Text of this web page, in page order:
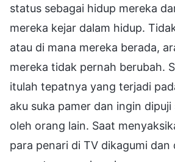
status sebagai hidup mereka
mereka kejar dalam hidup.
atau di mana mereka berada,
mereka tidak pernah berubah.
itulah tepatnya yang terjadi
aku suka pamer dan ingin
oleh orang lain. Saat
para penari di TV dikagumi dan